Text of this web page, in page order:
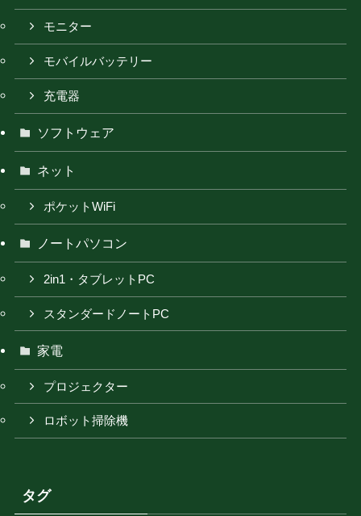
モニター
モバイルバッテリー
充電器
ソフトウェア
ネット
ポケットWiFi
ノートパソコン
2in1・タブレットPC
スタンダードノートPC
家電
プロジェクター
ロボット掃除機
タグ